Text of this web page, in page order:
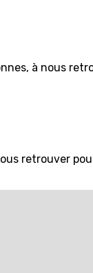
à nous
retrouver